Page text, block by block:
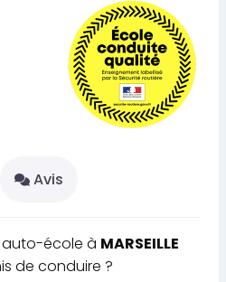
Avis
auto-école à MARSEILLE
de conduire ?